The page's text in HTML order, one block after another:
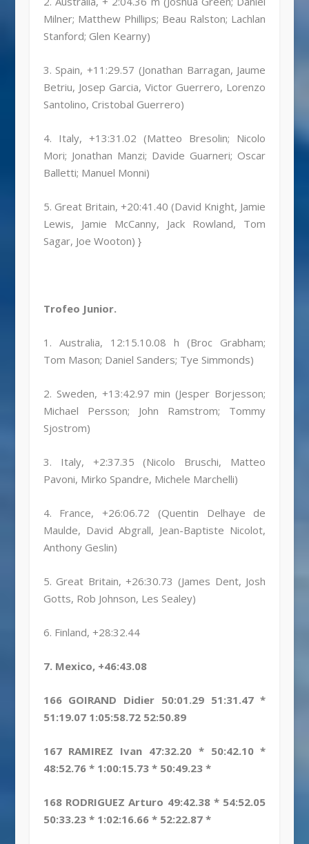
Milner; Matthew Phillips; Beau Ralston; Lachlan
Stanford; Glen Kearny)
3. Spain, +11:29.57 (Jonathan Barragan, Jaume
Betriu, Josep Garcia, Victor Guerrero, Lorenzo
Santolino, Cristobal Guerrero)
4. Italy, +13:31.02 (Matteo Bresolin; Nicolo
Mori; Jonathan Manzi; Davide Guarneri; Oscar
Balletti; Manuel Monni)
5. Great Britain, +20:41.40 (David Knight, Jamie
Lewis, Jamie McCanny, Jack Rowland, Tom
Sagar, Joe Wooton) }
Trofeo Junior.
1. Australia, 12:15.10.08 h (Broc Grabham;
Tom Mason; Daniel Sanders; Tye Simmonds)
2. Sweden, +13:42.97 min (Jesper Borjesson;
Michael Persson; John Ramstrom; Tommy
Sjostrom)
3. Italy, +2:37.35 (Nicolo Bruschi, Matteo
Pavoni, Mirko Spandre, Michele Marchelli)
4. France, +26:06.72 (Quentin Delhaye de
Maulde, David Abgrall, Jean-Baptiste Nicolot,
Anthony Geslin)
5. Great Britain, +26:30.73 (James Dent, Josh
Gotts, Rob Johnson, Les Sealey)
6. Finland, +28:32.44
7. Mexico, +46:43.08
166 GOIRAND Didier 50:01.29 51:31.47 *
51:19.07 1:05:58.72 52:50.89
167 RAMIREZ Ivan 47:32.20 * 50:42.10 *
48:52.76 * 1:00:15.73 * 50:49.23 *
168 RODRIGUEZ Arturo 49:42.38 * 54:52.05
50:33.23 * 1:02:16.66 * 52:22.87 *